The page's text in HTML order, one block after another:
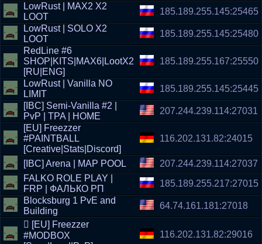
LowRust | MAX2 X2
LOOT
185.189.255.145:25465
LowRust | SOLO X2
LOOT
185.189.255.145:25480
RedLine #6
SHOP|KITS|MAX6|LootX2
[RU|ENG]
185.189.255.167:25550
LowRust | Vanilla NO
LIMIT
185.189.255.145:25445
[IBC] Semi-Vanilla #2 |
PvP | TPA | HOME
207.244.239.114:27031
[EU] Freezzer
#PAINTBALL
[Creative|Stats|Discord]
116.202.131.82:24015
[IBC] Arena | MAP POOL
207.244.239.114:27037
FALKO ROLE PLAY |
FRP | ФАЛЬКО РП
185.189.255.217:27015
Blocksburg 1 PvE and
Building
64.74.161.181:27018
 [EU] Freezzer
#MODBOX
116.202.131.82:29016